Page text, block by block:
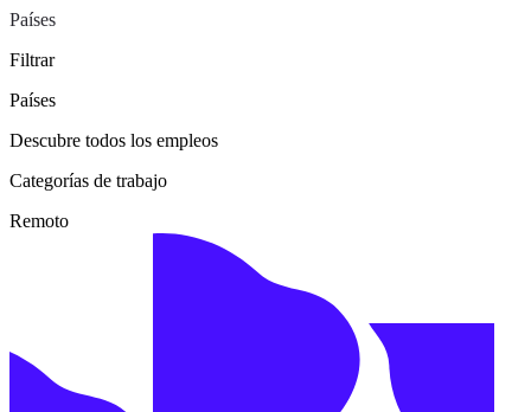
Países
Filtrar
Países
Descubre todos los empleos
Categorías de trabajo
Remoto